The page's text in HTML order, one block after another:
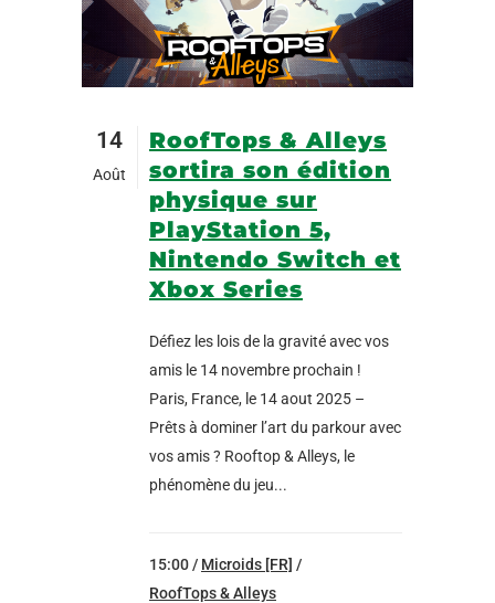
14
Août
RoofTops & Alleys
sortira son édition
physique sur
PlayStation 5,
Nintendo Switch et
Xbox Series
Défiez les lois de la gravité avec vos
amis le 14 novembre prochain !
Paris, France, le 14 aout 2025 –
Prêts à dominer l’art du parkour avec
vos amis ? Rooftop & Alleys, le
phénomène du jeu...
15:00 / Microids [FR] /
RoofTops & Alleys